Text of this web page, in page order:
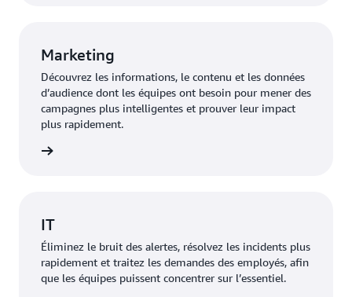
Marketing
Découvrez les informations, le contenu et les données
d’audience dont les équipes ont besoin pour mener des
campagnes plus intelligentes et prouver leur impact
plus rapidement.
IT
Éliminez le bruit des alertes, résolvez les incidents plus
rapidement et traitez les demandes des employés, afin
que les équipes puissent concentrer sur l’essentiel.